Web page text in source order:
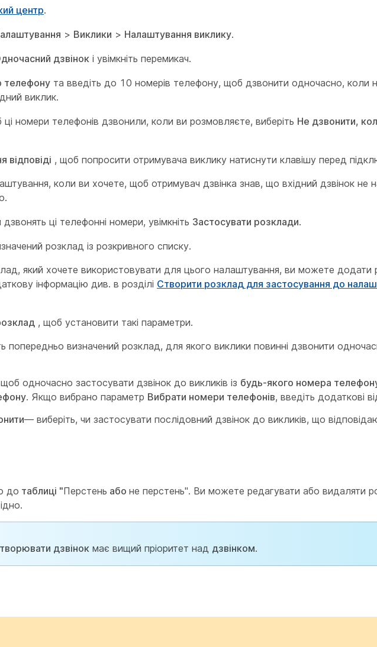
центр.
> Виклики > Налаштування виклику.
дзвінок і увімкніть перемикач.
телефону та введіть до 10 номерів телефону, щоб дзвонити одночасно, коли
виклик.
номери телефонів дзвонили, коли ви розмовляєте, виберіть Не дзвонити,
відповіді , щоб попросити отримувача виклику натиснути клавішу перед
коли ви хочете, щоб отримувач дзвінка знав, що вхідний дзвінок не
ці телефонні номери, увімкніть Застосувати розклади.
розклад із розкривного списку.
який хочете використовувати для цього налаштування, ви можете додати
інформацію див. в розділі Створити розклад для застосування до
, щоб установити такі параметри.
попередньо визначений розклад, для якого виклики повинні дзвонити
одночасно застосувати дзвінок до викликів із будь-якого номера
. Якщо вибрано параметр Вибрати номери телефонів, введіть додаткові
— виберіть, чи застосувати послідовний дзвінок до викликів, що
до таблиці "Перстень або не перстень". Ви можете редагувати або видаляти
дзвінок має вищий пріоритет над дзвінком.